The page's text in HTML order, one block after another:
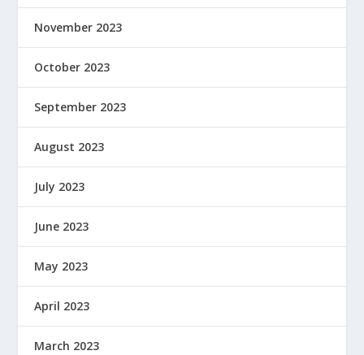
November 2023
October 2023
September 2023
August 2023
July 2023
June 2023
May 2023
April 2023
March 2023